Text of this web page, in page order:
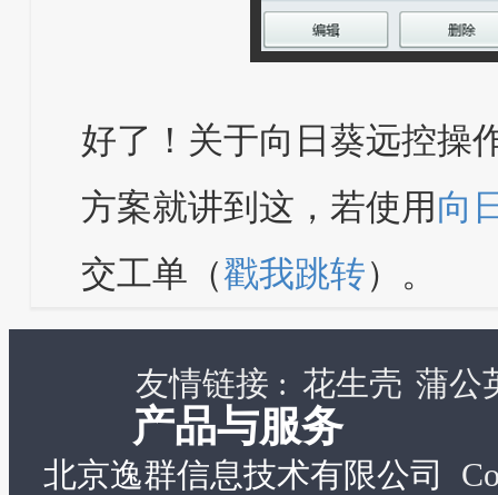
好了！关于向日葵远控操
方案就讲到这，若使用向
交工单（戳我跳转）。
产品与服务
友情链接 : 花生壳 蒲公
北京逸群信息技术有限公司